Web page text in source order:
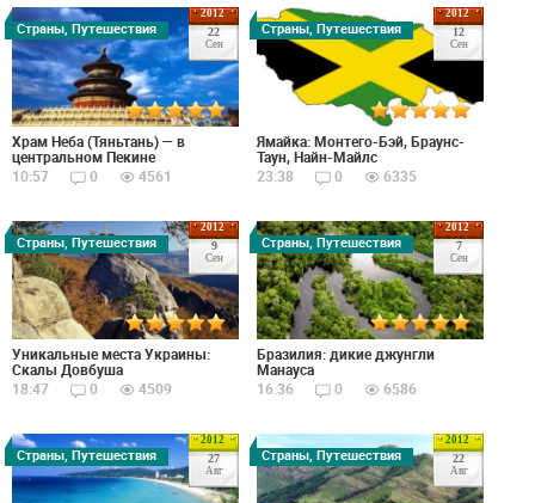
2012
22
Сен
Страны, Путешествия
Храм Неба (Тяньтань) — в
центральном Пекине
10:57
0 4561
2012
12
Сен
Страны, Путешествия
Ямайка: Монтего-Бэй, Браунс-
Таун, Найн-Майлс
23:38
0 6335
2012
9
Сен
Страны, Путешествия
Уникальные места Украины:
Скалы Довбуша
18:47
0 4509
2012
7
Сен
Страны, Путешествия
Бразилия: дикие джунгли
Манауса
16:36
0 6586
2012
27
Авг
Страны, Путешествия
2012
22
Авг
Страны, Путешествия